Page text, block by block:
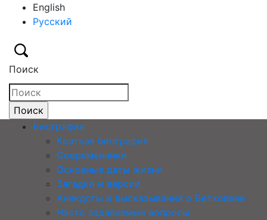
English
Русский
Поиск
Биография
Краткая биография
Современники
Основные даты жизни
Загадки и версии
Анекдоты и высказывания о Бетховене
Часто задаваемые вопросы